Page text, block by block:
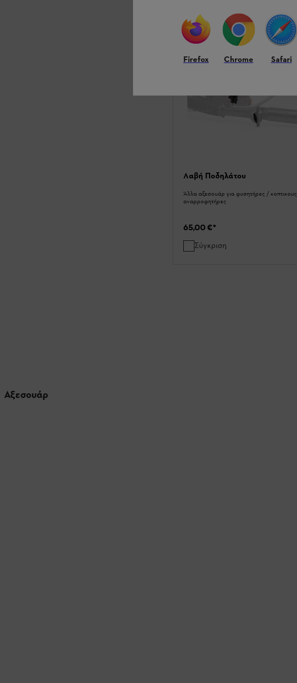
Σύγκριση
Λαβή Ποδηλάτου
Άλλα αξεσουάρ για φυσητήρες / κοπτικους
αναρροφητήρες
65,00 €*
Σύγκριση
Αξεσουάρ
Firefox Chrome Safari